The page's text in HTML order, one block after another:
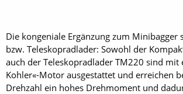
Die kongeniale Ergänzung zum Minibagger
bzw. Teleskopradlader: Sowohl der
auch der Teleskopradlader TM220 sind mit
Kohler«-Motor ausgestattet und erreichen
Drehzahl ein hohes Drehmoment und